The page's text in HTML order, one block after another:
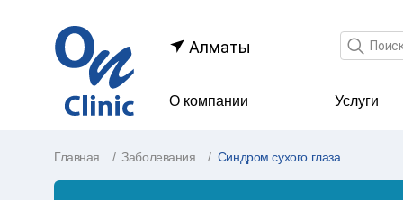
Алматы Поле
О компании Услуги
Главная Заболевания Синдром сухого глаза